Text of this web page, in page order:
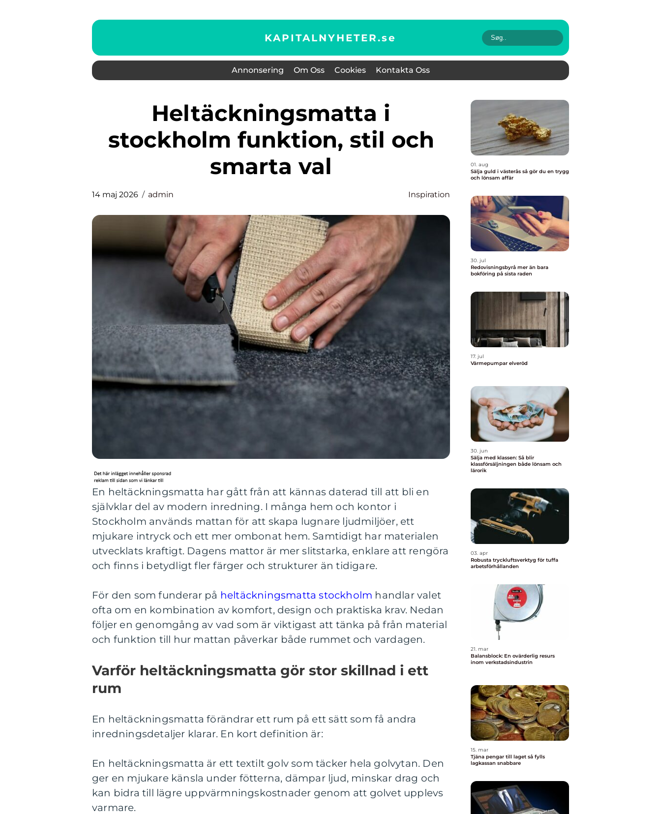
KAPITALNYHETER.se
Annonsering Om Oss Cookies Kontakta Oss
Heltäckningsmatta i
stockholm funktion, stil och
smarta val
14 maj 2026 admin Inspiration
En heltäckningsmatta har gått från att kännas daterad till att bli en
självklar del av modern inredning. I många hem och kontor i
Stockholm används mattan för att skapa lugnare ljudmiljöer, ett
mjukare intryck och ett mer ombonat hem. Samtidigt har materialen
utvecklats kraftigt. Dagens mattor är mer slitstarka, enklare att rengöra
och finns i betydligt fler färger och strukturer än tidigare.
För den som funderar på heltäckningsmatta stockholm handlar valet
ofta om en kombination av komfort, design och praktiska krav. Nedan
följer en genomgång av vad som är viktigast att tänka på från material
och funktion till hur mattan påverkar både rummet och vardagen.
Varför heltäckningsmatta gör stor skillnad i ett
rum
En heltäckningsmatta förändrar ett rum på ett sätt som få andra
inredningsdetaljer klarar. En kort definition är:
En heltäckningsmatta är ett textilt golv som täcker hela golvytan. Den
ger en mjukare känsla under fötterna, dämpar ljud, minskar drag och
kan bidra till lägre uppvärmningskostnader genom att golvet upplevs
varmare.
01. aug
Sälja guld i västerås så gör du en trygg
och lönsam affär
30. jul
Redovisningsbyrå mer än bara
bokföring på sista raden
17. jul
Värmepumpar elveröd
30. jun
Sälja med klassen: Så blir
klassförsäljningen både lönsam och
lärorik
03. apr
Robusta tryckluftsverktyg för tuffa
arbetsförhållanden
21. mar
Balansblock: En ovärderlig resurs
inom verkstadsindustrin
15. mar
Tjäna pengar till laget så fylls
lagkassan snabbare